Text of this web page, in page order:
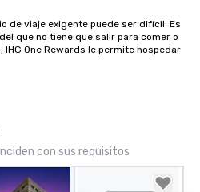
de viaje exigente puede ser difícil. Es
que no tiene que salir para comer o
One Rewards le permite hospedar
con sus requisitos